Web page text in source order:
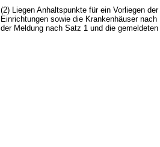
(2) Liegen Anhaltspunkte für ein Vorliegen
Einrichtungen sowie die Krankenhäuser
der Meldung nach Satz 1 und die